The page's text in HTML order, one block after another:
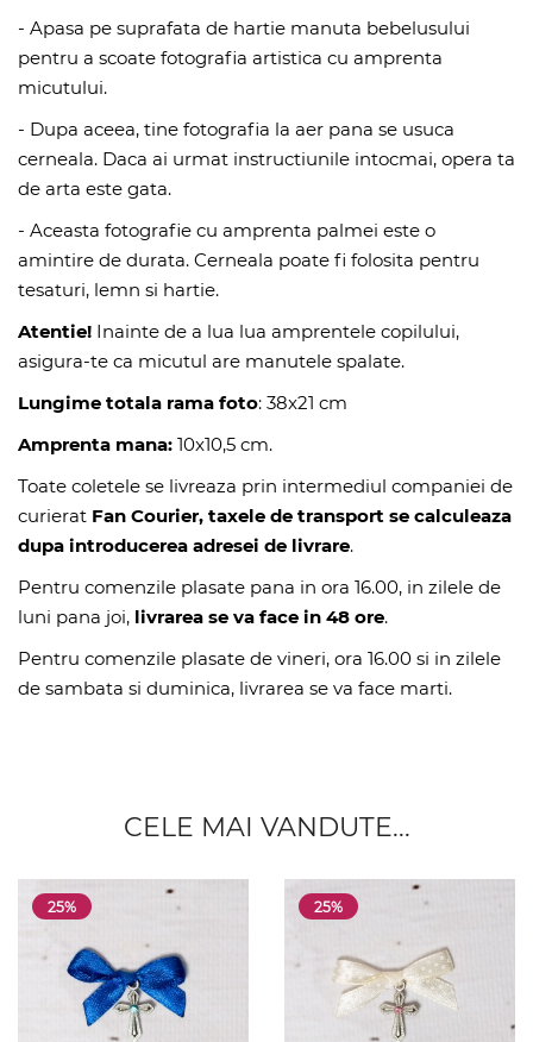
- Apasa pe suprafata de hartie manuta bebelusului
pentru a scoate fotografia artistica cu amprenta
micutului.
- Dupa aceea, tine fotografia la aer pana se usuca
cerneala. Daca ai urmat instructiunile intocmai, opera ta
de arta este gata.
- Aceasta fotografie cu amprenta palmei este o
amintire de durata. Cerneala poate fi folosita pentru
tesaturi, lemn si hartie.
Atentie! Inainte de a lua lua amprentele copilului,
asigura-te ca micutul are manutele spalate.
Lungime totala rama foto: 38x21 cm
Amprenta mana: 10x10,5 cm.
Toate coletele se livreaza prin intermediul companiei de
curierat Fan Courier, taxele de transport se calculeaza
dupa introducerea adresei de livrare.
Pentru comenzile plasate pana in ora 16.00, in zilele de
luni pana joi, livrarea se va face in 48 ore.
Pentru comenzile plasate de vineri, ora 16.00 si in zilele
de sambata si duminica, livrarea se va face marti.
CELE MAI VANDUTE...
25% 25%